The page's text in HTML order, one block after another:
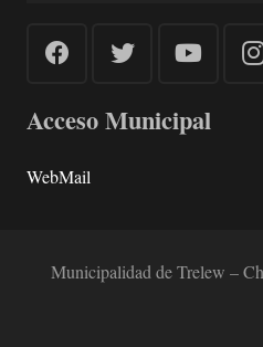
Acceso Municipal
WebMail
Municipalidad de Trelew –